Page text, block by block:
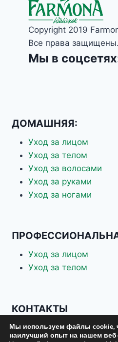
Copyright 2019
Все права защищены.
Мы в
ДОМАШНЯЯ:
Уход за лицом
Уход за телом
Уход за волосами
Уход за руками
Уход за ногами
Уход за лицом
Уход за телом
КОНТАКТЫ
+7 926 337-70-88
Мы используем файлы cookie,
наилучший опыт на нашем